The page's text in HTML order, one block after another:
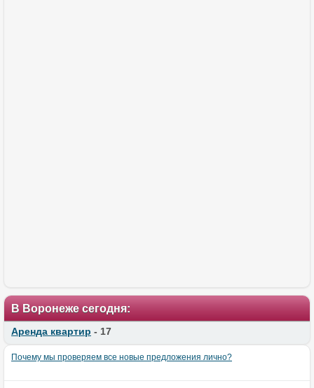
В Воронеже сегодня:
Аренда квартир - 17
Почему мы проверяем все новые предложения лично?